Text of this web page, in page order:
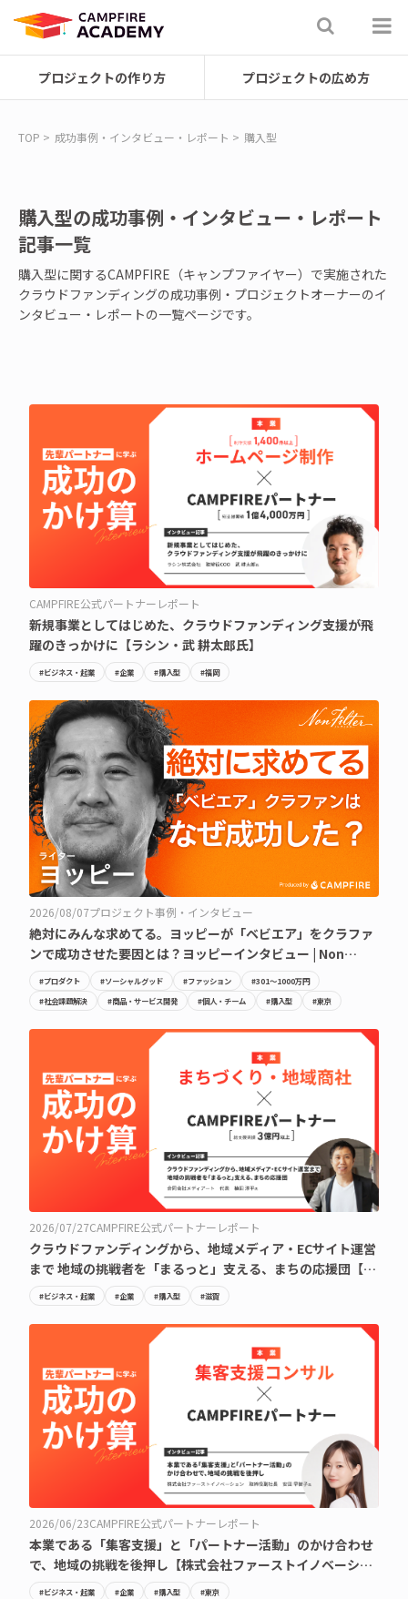
プロジェクトの作り方 プロジェクトの広め方
TOP 成功事例・インタビュー・レポート 購入型
購入型の成功事例・インタビュー・レポート
記事一覧
購入型に関するCAMPFIRE（キャンプファイヤー）で実施された
クラウドファンディングの成功事例・プロジェクトオーナーのイ
ンタビュー・レポートの一覧ページです。
CAMPFIRE公式パートナーレポート
新規事業としてはじめた、クラウドファンディング支援が飛
躍のきっかけに【ラシン・武 耕太郎氏】
#ビジネス・起業 #企業 #購入型 #福岡
2026/08/07プロジェクト事例・インタビュー
絶対にみんな求めてる。ヨッピーが「ベビエア」をクラファ
ンで成功させた要因とは？ヨッピーインタビュー | Non
Filter（ノンフィルター）by CAMPFIRE
#プロダクト #ソーシャルグッド #ファッション
#301〜1000万円
#社会課題解決
#商品・サービス開発 #個人・チーム #購入型 #東京
2026/07/27CAMPFIRE公式パートナーレポート
クラウドファンディングから、地域メディア・ECサイト運営
まで 地域の挑戦者を「まるっと」支える、まちの応援団【合
同会社メディアート・植田淳平氏】
#ビジネス・起業 #企業 #購入型 #滋賀
2026/06/23CAMPFIRE公式パートナーレポート
本業である「集客支援」と「パートナー活動」のかけ合わせ
で、地域の挑戦を後押し【株式会社ファーストイノベーショ
ン・安田 早智子氏】
#ビジネス・起業 #企業 #購入型 #東京